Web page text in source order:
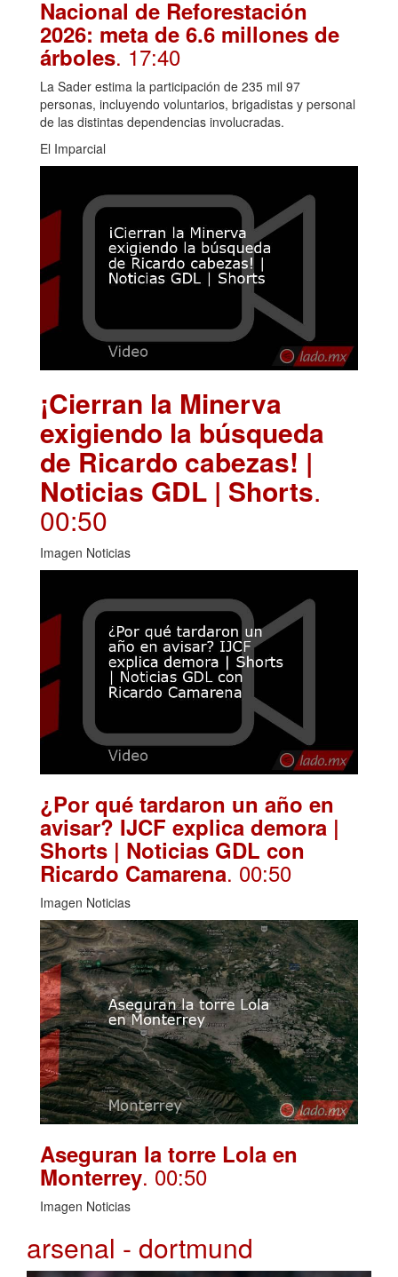
Nacional de Reforestación
2026: meta de 6.6 millones de
árboles. 17:40
La Sader estima la participación de 235 mil 97
personas, incluyendo voluntarios, brigadistas y personal
de las distintas dependencias involucradas.
El Imparcial
¡Cierran la Minerva
exigiendo la búsqueda
de Ricardo cabezas! |
Noticias GDL | Shorts.
00:50
Imagen Noticias
¿Por qué tardaron un año en
avisar? IJCF explica demora |
Shorts | Noticias GDL con
Ricardo Camarena. 00:50
Imagen Noticias
Aseguran la torre Lola en
Monterrey. 00:50
Imagen Noticias
arsenal - dortmund